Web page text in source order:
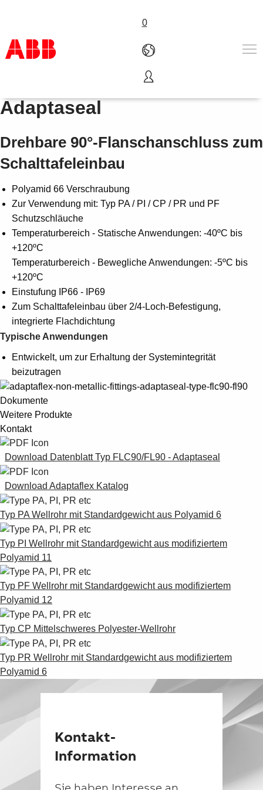
0
Produkte und Leistungen
Branchenlösungen
Über uns
Kontakt
Karriere
Suggestions
Products
See more products
Shopping list preview
0
Typ FLC90/FL90 –
Adaptaseal
Drehbare 90°-Flanschanschluss zum
Schalttafeleinbau
Polyamid 66 Verschraubung
Zur Verwendung mit: Typ PA / PI / CP / PR und PF
Schutzschläuche
Temperaturbereich - Statische Anwendungen: -40ºC bis
+120ºC
Temperaturbereich - Bewegliche Anwendungen: -5ºC bis
+120ºC
Einstufung IP66 - IP69
Zum Schalttafeleinbau über 2/4-Loch-Befestigung,
integrierte Flachdichtung
Typische Anwendungen
Entwickelt, um zur Erhaltung der Systemintegrität
beizutragen
Dokumente
Weitere Produkte
Kontakt
Download Datenblatt Typ FLC90/FL90 - Adaptaseal
Download Adaptaflex Katalog
Typ PA Wellrohr mit Standardgewicht aus Polyamid 6
Typ PI Wellrohr mit Standardgewicht aus modifiziertem
Polyamid 11
Typ PF Wellrohr mit Standardgewicht aus modifiziertem
Polyamid 12
Typ CP Mittelschweres Polyester-Wellrohr
Typ PR Wellrohr mit Standardgewicht aus modifiziertem
Polyamid 6
Kontakt-
Information